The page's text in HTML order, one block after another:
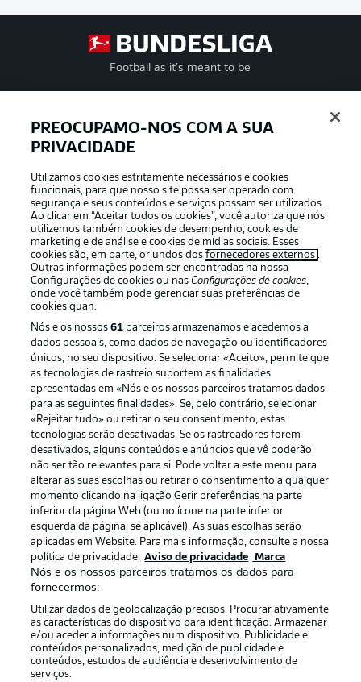
Football as it’s meant to be
APLICATIVO DA BUNDESLIGA
Oferecido por
Publicidade Avisos legais
Gerir preferências Aviso de privacidade
Emissoras
Trabalhe conosco Marca
Contato Jogadores
PREOCUPAMO-NOS COM A SUA
PRIVACIDADE
Utilizamos cookies estritamente necessários e cookies
funcionais, para que nosso site possa ser operado com
segurança e seus conteúdos e serviços possam ser utilizados.
Ao clicar em “Aceitar todos os cookies”, você autoriza que nós
utilizemos também cookies de desempenho, cookies de
marketing e de análise e cookies de mídias sociais. Esses
cookies são, em parte, oriundos dosfornecedores externos .
Outras informações podem ser encontradas na nossa
Configurações de cookiesou nasConfigurações de cookies,
onde você também pode gerenciar suas preferências de
cookies quan.
Nós e os nossos61 parceiros armazenamos e acedemos a
dados pessoais, como dados de navegação ou identificadores
únicos, no seu dispositivo. Se selecionar «Aceito», permite que
as tecnologias de rastreio suportem as finalidades
apresentadas em «Nós e os nossos parceiros tratamos dados
para as seguintes finalidades». Se, pelo contrário, selecionar
«Rejeitar tudo» ou retirar o seu consentimento, estas
tecnologias serão desativadas. Se os rastreadores forem
desativados, alguns conteúdos e anúncios que vê poderão
não ser tão relevantes para si. Pode voltar a este menu para
alterar as suas escolhas ou retirar o consentimento a qualquer
momento clicando na ligação Gerir preferências na parte
inferior da página Web (ou no ícone na parte inferior
esquerda da página, se aplicável). As suas escolhas serão
aplicadas em Website. Para mais informação, consulte a nossa
política de privacidade. Aviso de privacidade Marca
Nós e os nossos parceiros tratamos os dados para
fornecermos:
Utilizar dados de geolocalização precisos. Procurar ativamente
as características do dispositivo para identificação. Armazenar
e/ou aceder a informações num dispositivo. Publicidade e
conteúdos personalizados, medição de publicidade e
conteúdos, estudos de audiência e desenvolvimento de
serviços.